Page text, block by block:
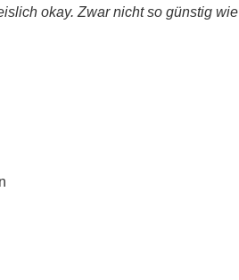
okay. Zwar nicht so günstig wie